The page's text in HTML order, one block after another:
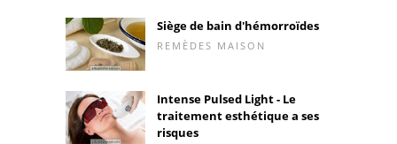
Siège de bain d'hémorroïdes
REMÈDES MAISON
Intense Pulsed Light - Le
traitement esthétique a ses
risques